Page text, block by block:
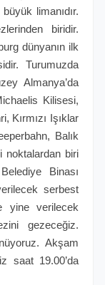
limanıdır.
biridir.
dünyanın ilk
Turumuzda
Almanya’da
Kilisesi,
Kırmızı Işıklar
Balık
biri
Binası
serbest
yine verilecek
gezeceğiz.
Akşam
saat 19.00’da